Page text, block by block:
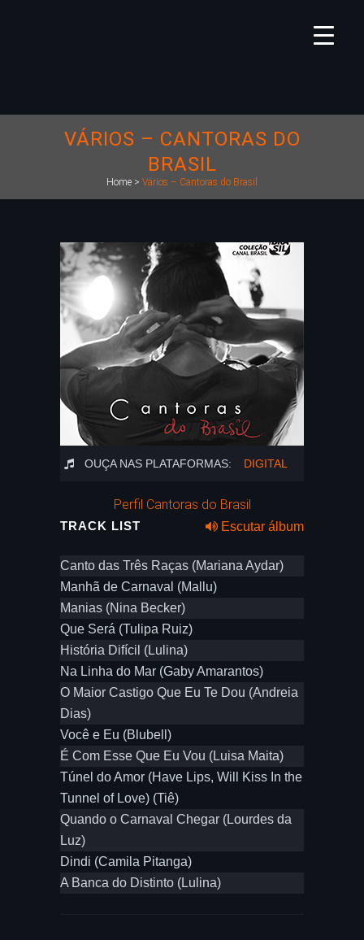
VÁRIOS – CANTORAS DO
BRASIL
Home > Vários – Cantoras do Brasil
OUÇA NAS PLATAFORMAS: DIGITAL
Perfil Cantoras do Brasil
TRACK LIST Escutar álbum
Canto das Três Raças (Mariana Aydar)
Manhã de Carnaval (Mallu)
Manias (Nina Becker)
Que Será (Tulipa Ruiz)
História Difícil (Lulina)
Na Linha do Mar (Gaby Amarantos)
O Maior Castigo Que Eu Te Dou (Andreia
Dias)
Você e Eu (Blubell)
É Com Esse Que Eu Vou (Luisa Maita)
Túnel do Amor (Have Lips, Will Kiss In the
Tunnel of Love) (Tiê)
Quando o Carnaval Chegar (Lourdes da
Luz)
Dindi (Camila Pitanga)
A Banca do Distinto (Lulina)